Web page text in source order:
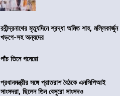
রবীন্দ্রনাথের মৃত্যুদিনে শ্রদ্ধা অমিত শাহ, মল্লিকার্জুন
খড়গে-সহ অন্যদের
পাঁচ তিনে পনেরো
প্রধানমন্ত্রীর সঙ্গে প্রাতরাশ বৈঠকে এনসিপিআই
সাংসদরা, ছিলেন তিন বেসুরো সাংসদও